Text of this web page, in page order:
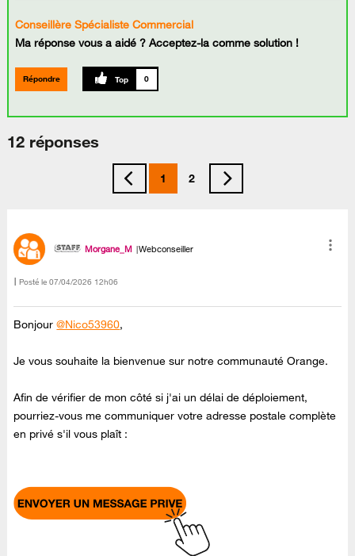
Conseillère Spécialiste Commercial
Ma réponse vous a aidé ? Acceptez-la comme solution !
Répondre 0
12 réponses
1 2
Morgane_M Webconseiller
Posté le ‎07/04/2026 12h06
Bonjour@Nico53960,
Je vous souhaite la bienvenue sur notre communauté Orange.
Afin de vérifier de mon côté si j'ai un délai de déploiement,
pourriez-vous me communiquer votre adresse postale complète
en privé s'il vous plaît :